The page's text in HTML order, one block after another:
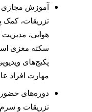
آموزش مجازی
تزریقات، کمک
هوایی،
سکته مغزی
پکیج‌های
مهارت افراد
دوره‌های
تزریقات و